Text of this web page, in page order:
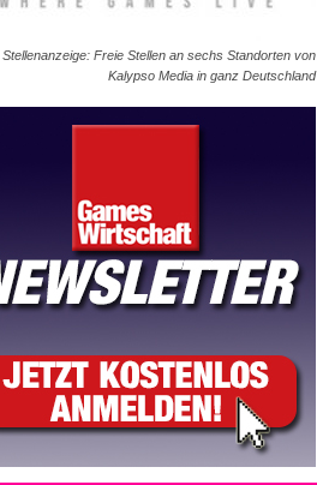
Stellenanzeige: Freie Stellen an sechs Standorten von
Kalypso Media in ganz Deutschland